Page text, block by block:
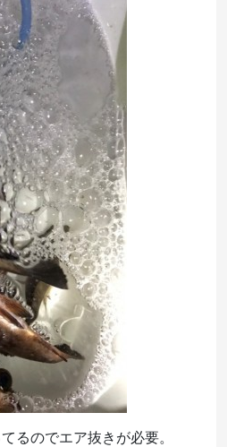
るのでエア抜きが必要。